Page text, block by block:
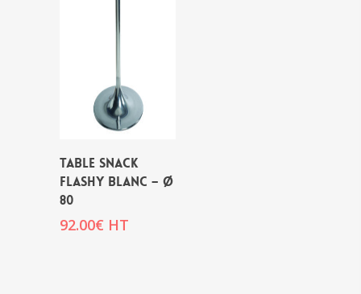
TABLE SNACK
FLASHY BLANC – Ø
80
92.00€ HT